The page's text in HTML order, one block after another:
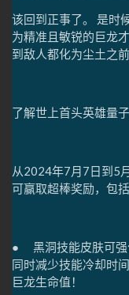
该回到正事了。 是时
为精准且敏锐的巨龙
到敌人都化为尘土之前
了解世上首头英雄量
从2024年7月7日到5
可赢取超棒奖励，包
● 黑洞技能皮肤可
同时减少技能冷却时
巨龙生命值！